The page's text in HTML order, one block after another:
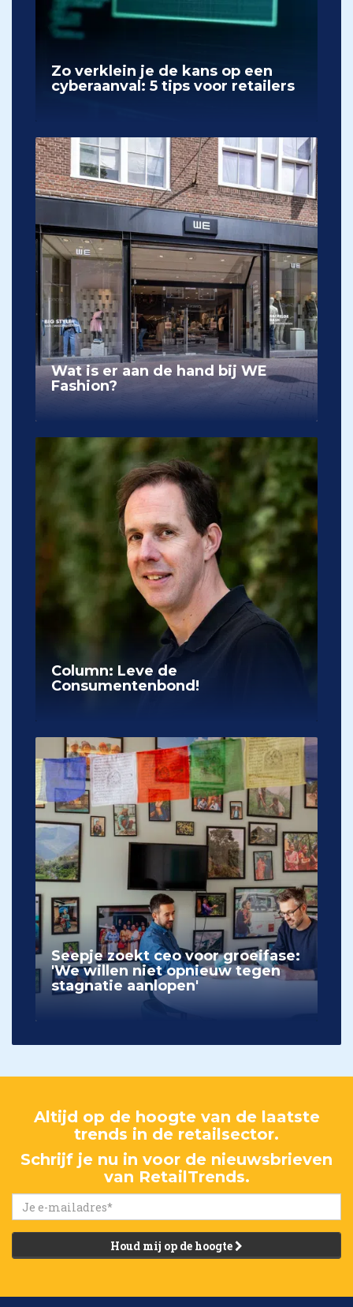
Zo verklein je de kans op een
cyberaanval: 5 tips voor retailers
Wat is er aan de hand bij WE
Fashion?
Column: Leve de
Consumentenbond!
Seepje zoekt ceo voor groeifase:
'We willen niet opnieuw tegen
stagnatie aanlopen'
Altijd op de hoogte van de laatste
trends in de retailsector.
Schrijf je nu in voor de nieuwsbrieven
van RetailTrends.
Houd mij op de hoogte